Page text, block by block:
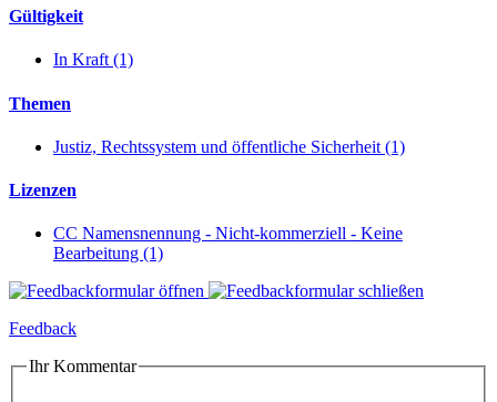
Gültigkeit
In Kraft (1)
Themen
Justiz, Rechtssystem und öffentliche Sicherheit (1)
Lizenzen
CC Namensnennung - Nicht-kommerziell - Keine
Bearbeitung (1)
Feedback
Ihr Kommentar